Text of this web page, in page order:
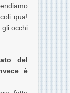
qua!
gli occhi
del
è